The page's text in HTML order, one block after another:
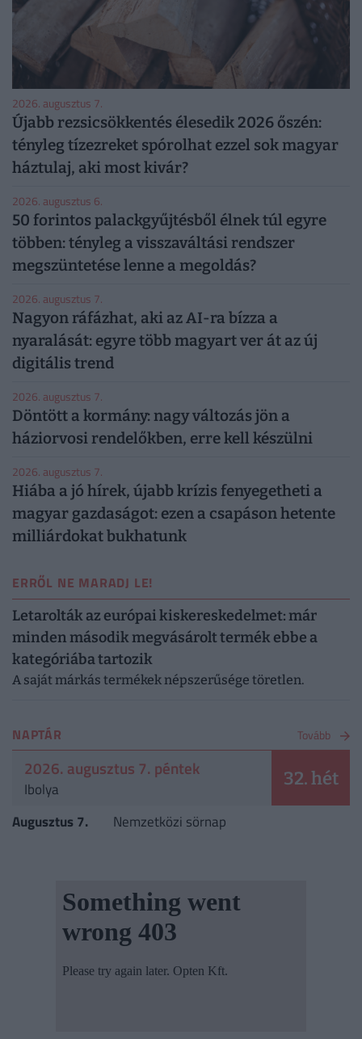
2026. augusztus 7.
Újabb rezsicsökkentés élesedik 2026 őszén:
tényleg tízezreket spórolhat ezzel sok magyar
háztulaj, aki most kivár?
2026. augusztus 6.
50 forintos palackgyűjtésből élnek túl egyre
többen: tényleg a visszaváltási rendszer
megszüntetése lenne a megoldás?
2026. augusztus 7.
Nagyon ráfázhat, aki az AI-ra bízza a
nyaralását: egyre több magyart ver át az új
digitális trend
2026. augusztus 7.
Döntött a kormány: nagy változás jön a
háziorvosi rendelőkben, erre kell készülni
2026. augusztus 7.
Hiába a jó hírek, újabb krízis fenyegetheti a
magyar gazdaságot: ezen a csapáson hetente
milliárdokat bukhatunk
ERRŐL NE MARADJ LE!
Letarolták az európai kiskereskedelmet: már
minden második megvásárolt termék ebbe a
kategóriába tartozik
A saját márkás termékek népszerűsége töretlen.
NAPTÁR Tovább
2026. augusztus 7. péntek
Ibolya 32. hét
Augusztus 7. Nemzetközi sörnap